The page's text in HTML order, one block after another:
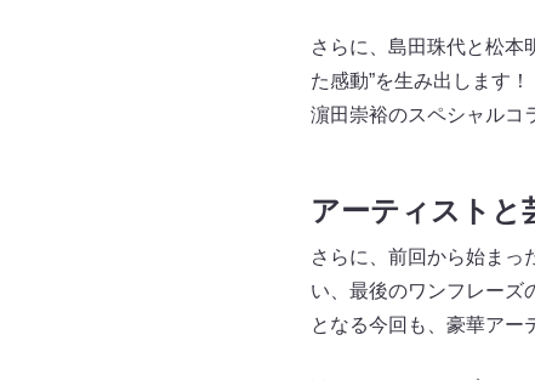
さらに、島田珠代と松本
た感動”を生み出します
濵田崇裕のスペシャルコ
アーティストと
さらに、前回から始ま
い、最後のワンフレー
となる今回も、豪華ア